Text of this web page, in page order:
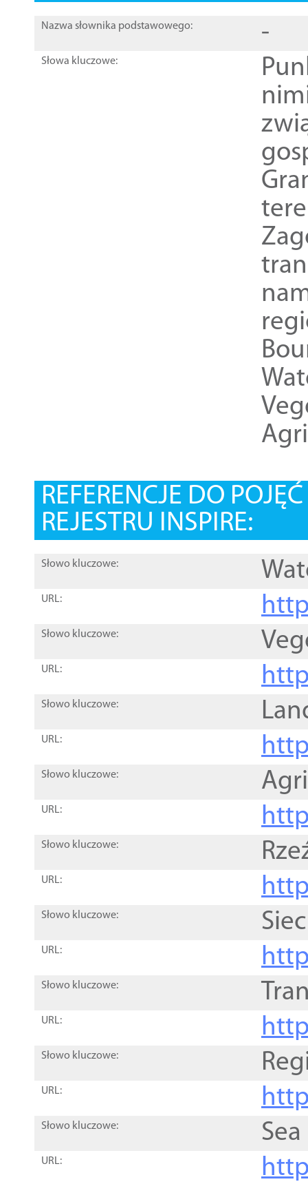
Nazwa słownika podstawowego: -
Słowa kluczowe:
REFERENCJE DO
REJESTRU INSPIRE:
Słowo kluczowe:
URL:
Słowo kluczowe:
URL:
Słowo kluczowe:
URL:
Słowo kluczowe:
URL:
Słowo kluczowe:
URL:
Słowo kluczowe:
URL:
Słowo kluczowe:
URL:
Słowo kluczowe:
URL:
Słowo kluczowe:
URL: